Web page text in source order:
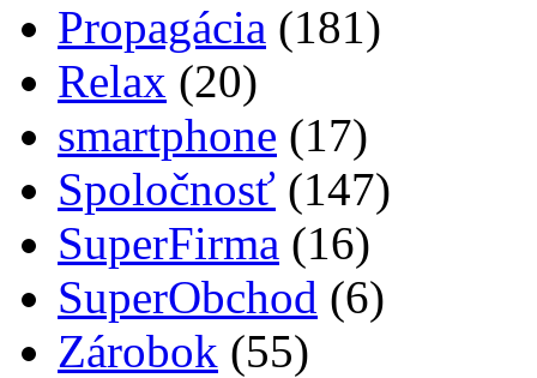
Propagácia (181)
Relax (20)
smartphone (17)
Spoločnosť (147)
SuperFirma (16)
SuperObchod (6)
Zárobok (55)